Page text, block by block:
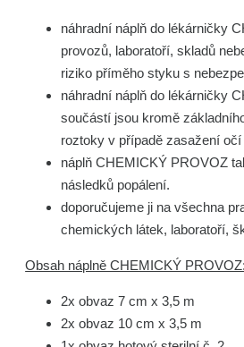
náhradní náplň do lékárničky
provozů, laboratoří, skladů
riziko příměho styku s
náhradní náplň do lékárničky
součástí jsou kromě
roztoky v případě zasažení
náplň CHEMICKÝ PROVOZ
následků popálení.
doporučujeme ji na všechna
chemických látek, laboratoří,
Obsah náplně CHEMICKÝ PROVOZ:
2x obvaz 7 cm x 3,5 m
2x obvaz 10 cm x 3,5 m